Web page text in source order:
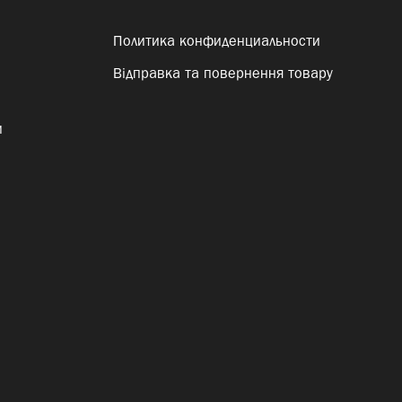
Политика конфиденциальности
Відправка та повернення товару